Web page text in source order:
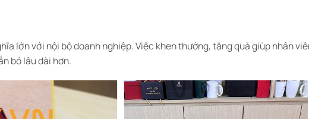
lớn với nội bộ doanh nghiệp. Việc khen thưởng, tặng quà giúp nhân
bó lâu dài hơn.